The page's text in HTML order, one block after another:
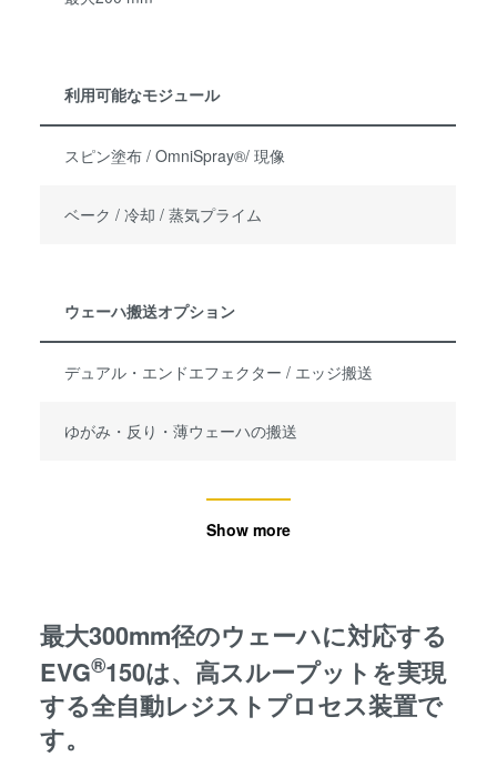
利用可能なモジュール
スピン塗布 / OmniSpray®/ 現像
ベーク / 冷却 / 蒸気プライム
ウェーハ搬送オプション
デュアル・エンドエフェクター / エッジ搬送
ゆがみ・反り・薄ウェーハの搬送
Show more
最大300mm径のウェーハに対応する
EVG®150は、高スループットを実現
する全自動レジストプロセス装置で
す。